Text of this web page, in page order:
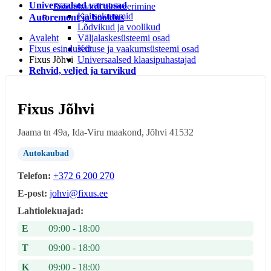
Universaalsed varuosad
Kaitsekummid
Lõdvikud ja voolikud
Väljalaskesüsteemi osad
Kütuse ja vaakumsüsteemi osad
Universaalsed klaasipuhastajad
Rehvid, veljed ja tarvikud
LEIUNURK
Leiunurk autotarvikud
Leiunurk autokeemia ja õlid
Säästukaardi aktiveerimine
Autoremont ja hooldus
Avaleht
Fixus esindused
Fixus Jõhvi
Fixus Jõhvi
Jaama tn 49a, Ida-Viru maakond, Jõhvi 41532
Autokaubad
Telefon: +372 6 200 270
E-post: johvi@fixus.ee
Lahtiolekuajad:
E
09:00 - 18:00
T
09:00 - 18:00
K
09:00 - 18:00